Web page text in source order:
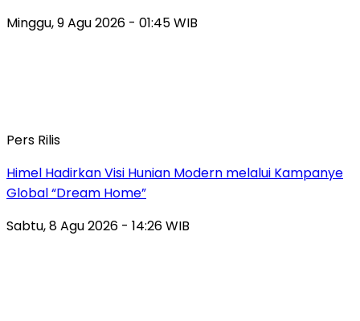
Minggu, 9 Agu 2026 - 01:45 WIB
Pers Rilis
Himel Hadirkan Visi Hunian Modern melalui Kampanye
Global “Dream Home”
Sabtu, 8 Agu 2026 - 14:26 WIB